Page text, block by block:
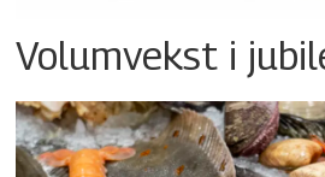
Volumvekst i